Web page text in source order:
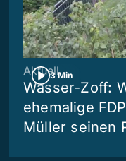
3 Min
Aktuell
Wasser-Zoff:
ehemalige
Müller seinen